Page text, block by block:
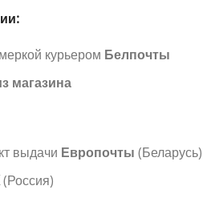
курьером Белпочты
магазина
выдачи Европочты (Беларусь)
(Россия)